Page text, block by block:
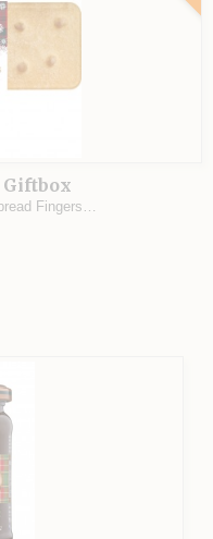
Fingers…